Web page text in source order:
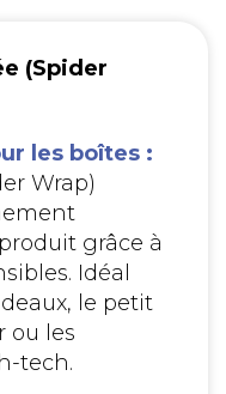
(Spider
les boîtes :
Wrap)
grâce à
Idéal
le petit
ou les
tech.